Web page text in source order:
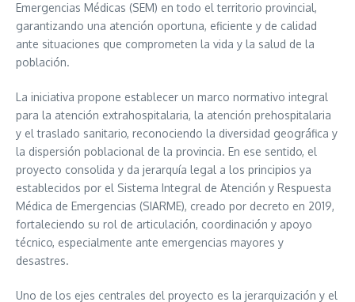
Emergencias Médicas (SEM) en todo el territorio provincial,
garantizando una atención oportuna, eficiente y de calidad
ante situaciones que comprometen la vida y la salud de la
población.
La iniciativa propone establecer un marco normativo integral
para la atención extrahospitalaria, la atención prehospitalaria
y el traslado sanitario, reconociendo la diversidad geográfica y
la dispersión poblacional de la provincia. En ese sentido, el
proyecto consolida y da jerarquía legal a los principios ya
establecidos por el Sistema Integral de Atención y Respuesta
Médica de Emergencias (SIARME), creado por decreto en 2019,
fortaleciendo su rol de articulación, coordinación y apoyo
técnico, especialmente ante emergencias mayores y
desastres.
Uno de los ejes centrales del proyecto es la jerarquización y el